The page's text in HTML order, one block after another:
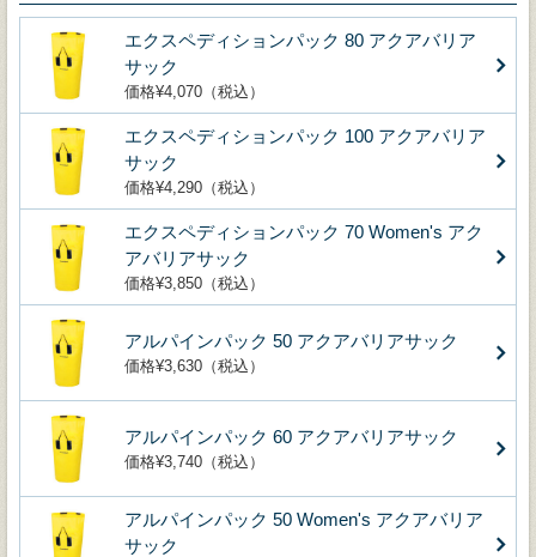
エクスペディションパック 80 アクアバリア
サック
価格¥4,070（税込）
エクスペディションパック 100 アクアバリア
サック
価格¥4,290（税込）
エクスペディションパック 70 Women's アク
アバリアサック
価格¥3,850（税込）
アルパインパック 50 アクアバリアサック
価格¥3,630（税込）
アルパインパック 60 アクアバリアサック
価格¥3,740（税込）
アルパインパック 50 Women's アクアバリア
サック